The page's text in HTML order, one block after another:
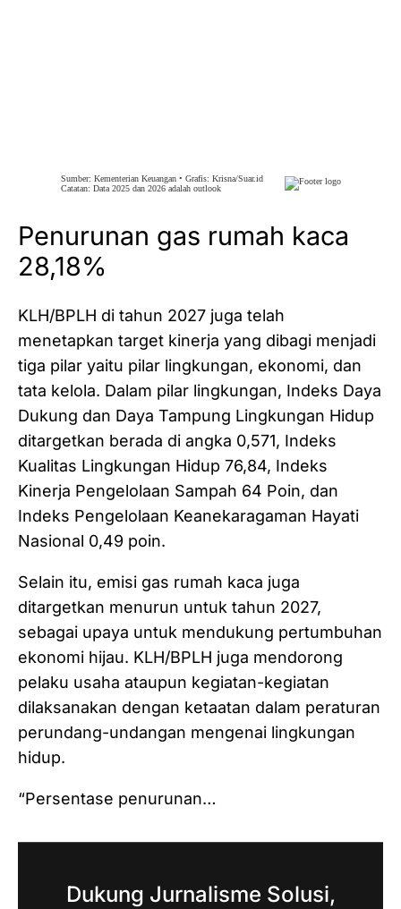
Penurunan gas rumah kaca
28,18%
KLH/BPLH di tahun 2027 juga telah
menetapkan target kinerja yang dibagi menjadi
tiga pilar yaitu pilar lingkungan, ekonomi, dan
tata kelola. Dalam pilar lingkungan, Indeks Daya
Dukung dan Daya Tampung Lingkungan Hidup
ditargetkan berada di angka 0,571, Indeks
Kualitas Lingkungan Hidup 76,84, Indeks
Kinerja Pengelolaan Sampah 64 Poin, dan
Indeks Pengelolaan Keanekaragaman Hayati
Nasional 0,49 poin.
Selain itu, emisi gas rumah kaca juga
ditargetkan menurun untuk tahun 2027,
sebagai upaya untuk mendukung pertumbuhan
ekonomi hijau. KLH/BPLH juga mendorong
pelaku usaha ataupun kegiatan-kegiatan
dilaksanakan dengan ketaatan dalam peraturan
perundang-undangan mengenai lingkungan
hidup.
“Persentase penurunan…
Dukung Jurnalisme Solusi,